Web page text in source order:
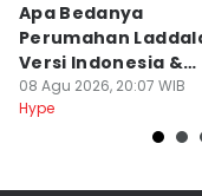
Apa Bedanya
Perumahan
Versi Indonesia &
Thailand?
08 Agu 2026, 20:07 WIB
Hype